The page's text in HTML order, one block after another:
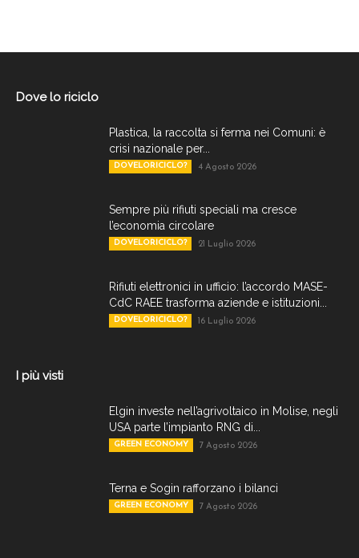
Dove lo riciclo
Plastica, la raccolta si ferma nei Comuni: è
crisi nazionale per...
DOVELORICICLO? 4 Agosto 2026
Sempre più rifiuti speciali ma cresce
l’economia circolare
DOVELORICICLO? 21 Luglio 2026
Rifiuti elettronici in ufficio: l’accordo MASE-
CdC RAEE trasforma aziende e istituzioni...
DOVELORICICLO? 16 Luglio 2026
I più visti
Elgin investe nell’agrivoltaico in Molise, negli
USA parte l’impianto RNG di...
GREEN ECONOMY 7 Agosto 2026
Terna e Sogin rafforzano i bilanci
GREEN ECONOMY 7 Agosto 2026